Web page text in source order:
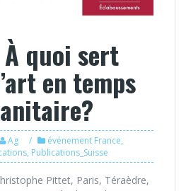
quoi sert
en temps
Ag événement France,
, Publications_Suisse
Pittet, Paris, Téraèdre,